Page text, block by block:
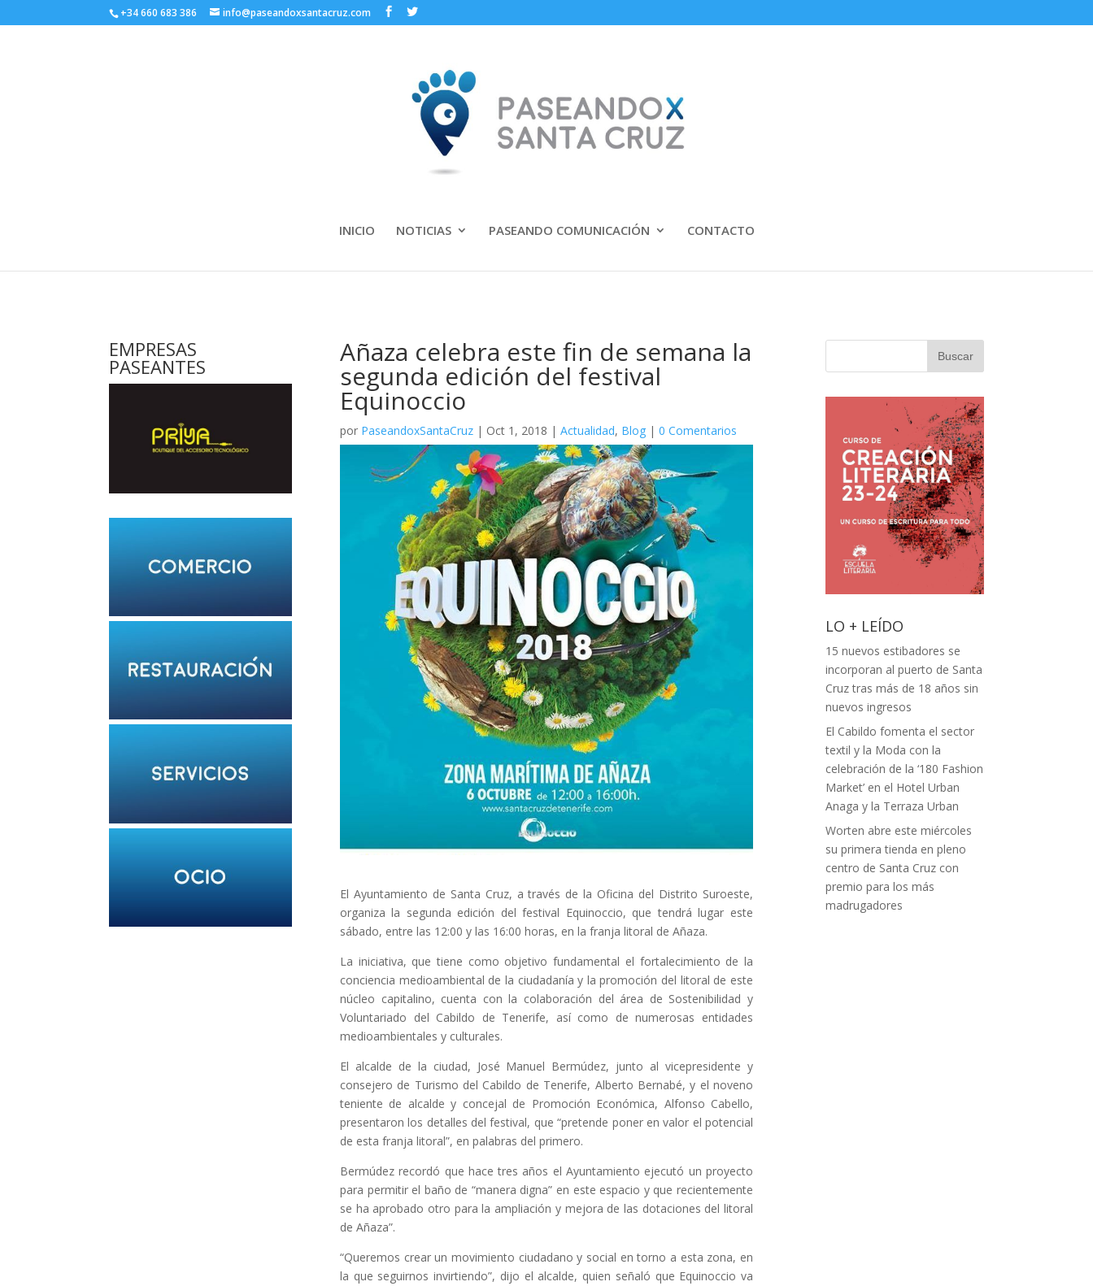
+34 660 683 386 info@paseandoxsantacruz.com
INICIO NOTICIAS PASEANDO COMUNICACIÓN CONTACTO
EMPRESAS
PASEANTES Añaza celebra este fin de semana la
segunda edición del festival
Equinoccio
por PaseandoxSantaCruz| Oct 1, 2018 | Actualidad, Blog| 0 Comentarios
El Ayuntamiento de Santa Cruz, a través de la Oficina del Distrito Suroeste,
organiza la segunda edición del festival Equinoccio, que tendrá lugar este
sábado, entre las 12:00 y las 16:00 horas, en la franja litoral de Añaza.
La iniciativa, que tiene como objetivo fundamental el fortalecimiento de la
conciencia medioambiental de la ciudadanía y la promoción del litoral de este
núcleo capitalino, cuenta con la colaboración del área de Sostenibilidad y
Voluntariado del Cabildo de Tenerife, así como de numerosas entidades
medioambientales y culturales.
El alcalde de la ciudad, José Manuel Bermúdez, junto al vicepresidente y
consejero de Turismo del Cabildo de Tenerife, Alberto Bernabé, y el noveno
teniente de alcalde y concejal de Promoción Económica, Alfonso Cabello,
presentaron los detalles del festival, que “pretende poner en valor el potencial
de esta franja litoral”, en palabras del primero.
Bermúdez recordó que hace tres años el Ayuntamiento ejecutó un proyecto
para permitir el baño de “manera digna” en este espacio y que recientemente
se ha aprobado otro para la ampliación y mejora de las dotaciones del litoral
de Añaza”.
“Queremos crear un movimiento ciudadano y social en torno a esta zona, en
la que seguirnos invirtiendo”, dijo el alcalde, quien señaló que Equinoccio va
LO + LEÍDO
15 nuevos estibadores se
incorporan al puerto de Santa
Cruz tras más de 18 años sin
nuevos ingresos
El Cabildo fomenta el sector
textil y la Moda con la
celebración de la ‘180 Fashion
Market’ en el Hotel Urban
Anaga y la Terraza Urban
Worten abre este miércoles
su primera tienda en pleno
centro de Santa Cruz con
premio para los más
madrugadores